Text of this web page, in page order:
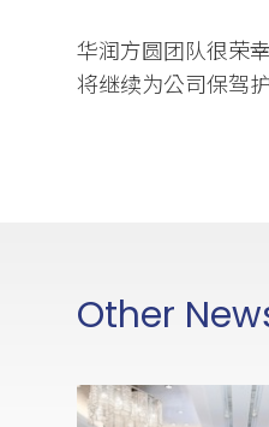
华润方圆团队很荣
将继续为公司保驾
Other